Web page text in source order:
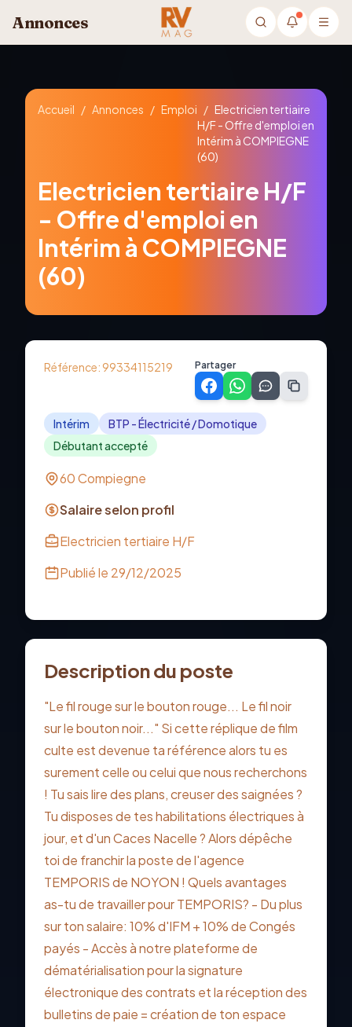
Annonces
Accueil / Annonces / Emploi / Electricien tertiaire
H/F - Offre d'emploi en
Intérim à COMPIEGNE
(60)
Electricien tertiaire H/F
- Offre d'emploi en
Intérim à COMPIEGNE
(60)
Référence: 99334115219 Partager
Intérim
BTP - Électricité / Domotique
Débutant accepté
60 Compiegne
Salaire selon profil
Electricien tertiaire H/F
Publié le 29/12/2025
Description du poste
"Le fil rouge sur le bouton rouge... Le fil noir
sur le bouton noir..." Si cette réplique de film
culte est devenue ta référence alors tu es
surement celle ou celui que nous recherchons
! Tu sais lire des plans, creuser des saignées ?
Tu disposes de tes habilitations électriques à
jour, et d'un Caces Nacelle ? Alors dépêche
toi de franchir la poste de l'agence
TEMPORIS de NOYON ! Quels avantages
as-tu de travailler pour TEMPORIS? - Du plus
sur ton salaire: 10% d'IFM + 10% de Congés
payés - Accès à notre plateforme de
dématérialisation pour la signature
électronique des contrats et la réception des
bulletins de paie = création de ton espace